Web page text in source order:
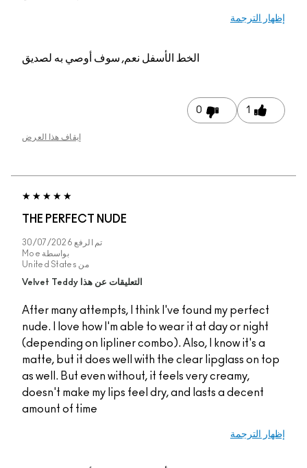
الترجمة
الخط الأسفل نعم, سوف أوصي به لصديق
إيقاف هذا العرض
THE PERFECT NUDE
30/07/2026
Moe
United States
التعليقات عن هذا Velvet Teddy
After many attempts, I think I've found my perfect
nude. I love how I'm able to wear it at day or night
(depending on lipliner combo). Also, I know it's a
matte, but it does well with the clear lipglass on
as well. But even without, it feels very creamy,
doesn't make my lips feel dry, and lasts a decent
amount of time
الترجمة